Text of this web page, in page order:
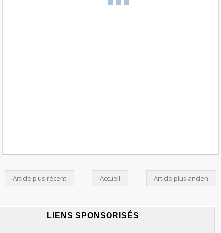
Article plus récent Article plus ancien
Accueil
LIENS SPONSORISÉS